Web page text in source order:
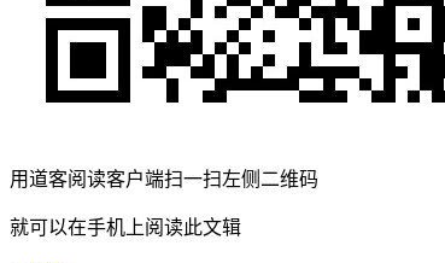
用道客阅读客户端扫一扫左侧二维码
就可以在手机上阅读此文辑